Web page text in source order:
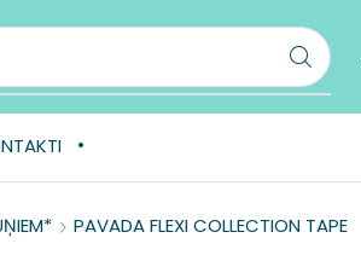
PAVADA FLEXI COLLECTION TAPE